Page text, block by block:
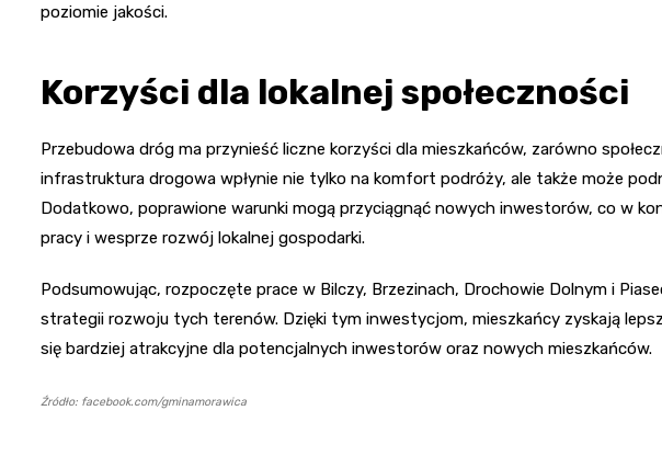
poziomie jakości.
Korzyści dla lokalnej społeczności
Przebudowa dróg ma przynieść liczne korzyści dla mieszkańców, zarówno
infrastruktura drogowa wpłynie nie tylko na komfort podróży, ale także może
Dodatkowo, poprawione warunki mogą przyciągnąć nowych inwestorów, co w
pracy i wesprze rozwój lokalnej gospodarki.
Podsumowując, rozpoczęte prace w Bilczy, Brzezinach, Drochowie Dolnym i
strategii rozwoju tych terenów. Dzięki tym inwestycjom, mieszkańcy zyskają
się bardziej atrakcyjne dla potencjalnych inwestorów oraz nowych mieszkańców.
Źródło: facebook.com/gminamorawica